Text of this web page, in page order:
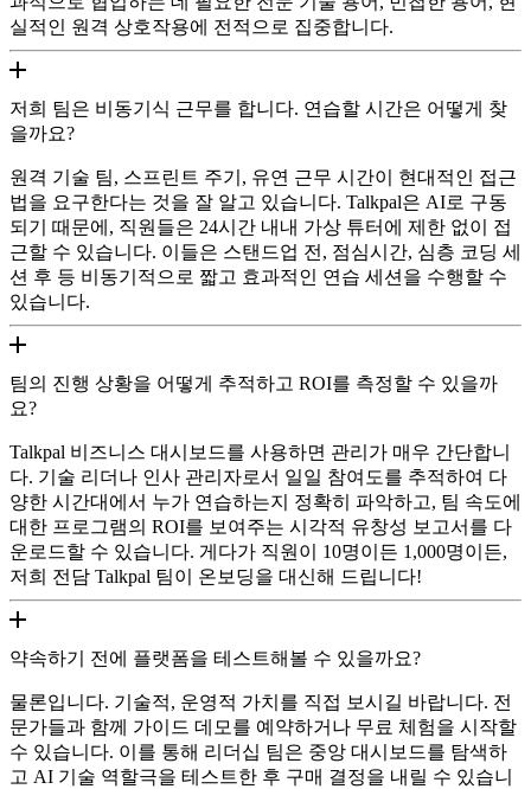
실적인 원격 상호작용에 전적으로 집중합니다.
저희 팀은 비동기식 근무를 합니다. 연습할 시간은 어떻게 찾
을까요?
원격 기술 팀, 스프린트 주기, 유연 근무 시간이 현대적인 접근
법을 요구한다는 것을 잘 알고 있습니다. Talkpal은 AI로 구동
되기 때문에, 직원들은 24시간 내내 가상 튜터에 제한 없이 접
근할 수 있습니다. 이들은 스탠드업 전, 점심시간, 심층 코딩 세
션 후 등 비동기적으로 짧고 효과적인 연습 세션을 수행할 수
있습니다.
팀의 진행 상황을 어떻게 추적하고 ROI를 측정할 수 있을까
요?
Talkpal 비즈니스 대시보드를 사용하면 관리가 매우 간단합니
다. 기술 리더나 인사 관리자로서 일일 참여도를 추적하여 다
양한 시간대에서 누가 연습하는지 정확히 파악하고, 팀 속도에
대한 프로그램의 ROI를 보여주는 시각적 유창성 보고서를 다
운로드할 수 있습니다. 게다가 직원이 10명이든 1,000명이든,
저희 전담 Talkpal 팀이 온보딩을 대신해 드립니다!
약속하기 전에 플랫폼을 테스트해볼 수 있을까요?
물론입니다. 기술적, 운영적 가치를 직접 보시길 바랍니다. 전
문가들과 함께 가이드 데모를 예약하거나 무료 체험을 시작할
수 있습니다. 이를 통해 리더십 팀은 중앙 대시보드를 탐색하
고 AI 기술 역할극을 테스트한 후 구매 결정을 내릴 수 있습니